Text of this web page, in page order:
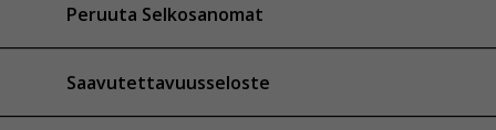
Peruuta Selkosanomat
Saavutettavuusseloste